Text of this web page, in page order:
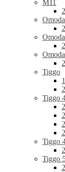
M11
Tiggo
Tiggo
Tiggo
Tiggo